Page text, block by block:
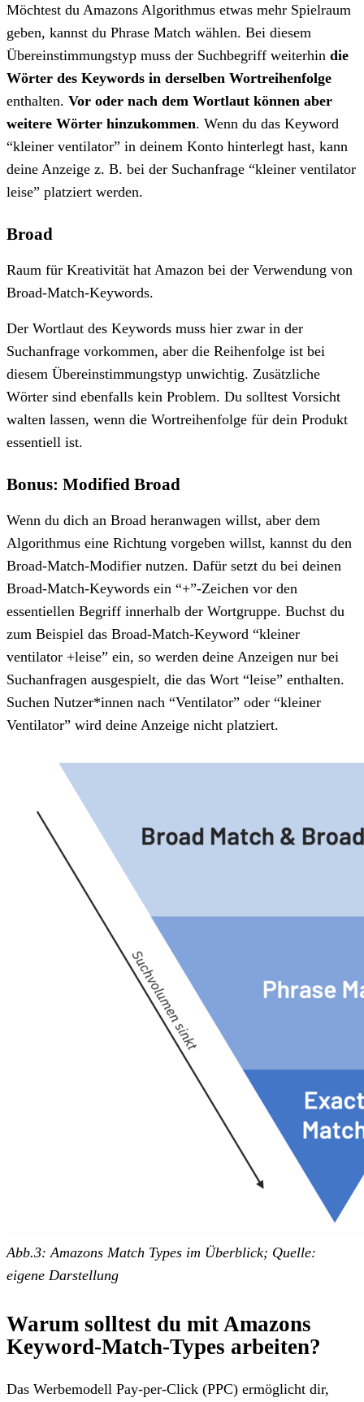
Möchtest du Amazons Algorithmus etwas mehr Spielraum
geben, kannst du Phrase Match wählen. Bei diesem
Übereinstimmungstyp muss der Suchbegriff weiterhin die
Wörter des Keywords in derselben Wortreihenfolge
enthalten. Vor oder nach dem Wortlaut können aber
weitere Wörter hinzukommen. Wenn du das Keyword
“kleiner ventilator” in deinem Konto hinterlegt hast, kann
deine Anzeige z. B. bei der Suchanfrage “kleiner ventilator
leise” platziert werden.
Broad
Raum für Kreativität hat Amazon bei der Verwendung von
Broad-Match-Keywords.
Der Wortlaut des Keywords muss hier zwar in der
Suchanfrage vorkommen, aber die Reihenfolge ist bei
diesem Übereinstimmungstyp unwichtig. Zusätzliche
Wörter sind ebenfalls kein Problem. Du solltest Vorsicht
walten lassen, wenn die Wortreihenfolge für dein Produkt
essentiell ist.
Bonus: Modified Broad
Wenn du dich an Broad heranwagen willst, aber dem
Algorithmus eine Richtung vorgeben willst, kannst du den
Broad-Match-Modifier nutzen. Dafür setzt du bei deinen
Broad-Match-Keywords ein “+”-Zeichen vor den
essentiellen Begriff innerhalb der Wortgruppe. Buchst du
zum Beispiel das Broad-Match-Keyword “kleiner
ventilator +leise” ein, so werden deine Anzeigen nur bei
Suchanfragen ausgespielt, die das Wort “leise” enthalten.
Suchen Nutzer*innen nach “Ventilator” oder “kleiner
Ventilator” wird deine Anzeige nicht platziert.
Abb.3: Amazons Match Types im Überblick; Quelle:
eigene Darstellung
Warum solltest du mit Amazons
Keyword-Match-Types arbeiten?
Das Werbemodell Pay-per-Click (PPC) ermöglicht dir,